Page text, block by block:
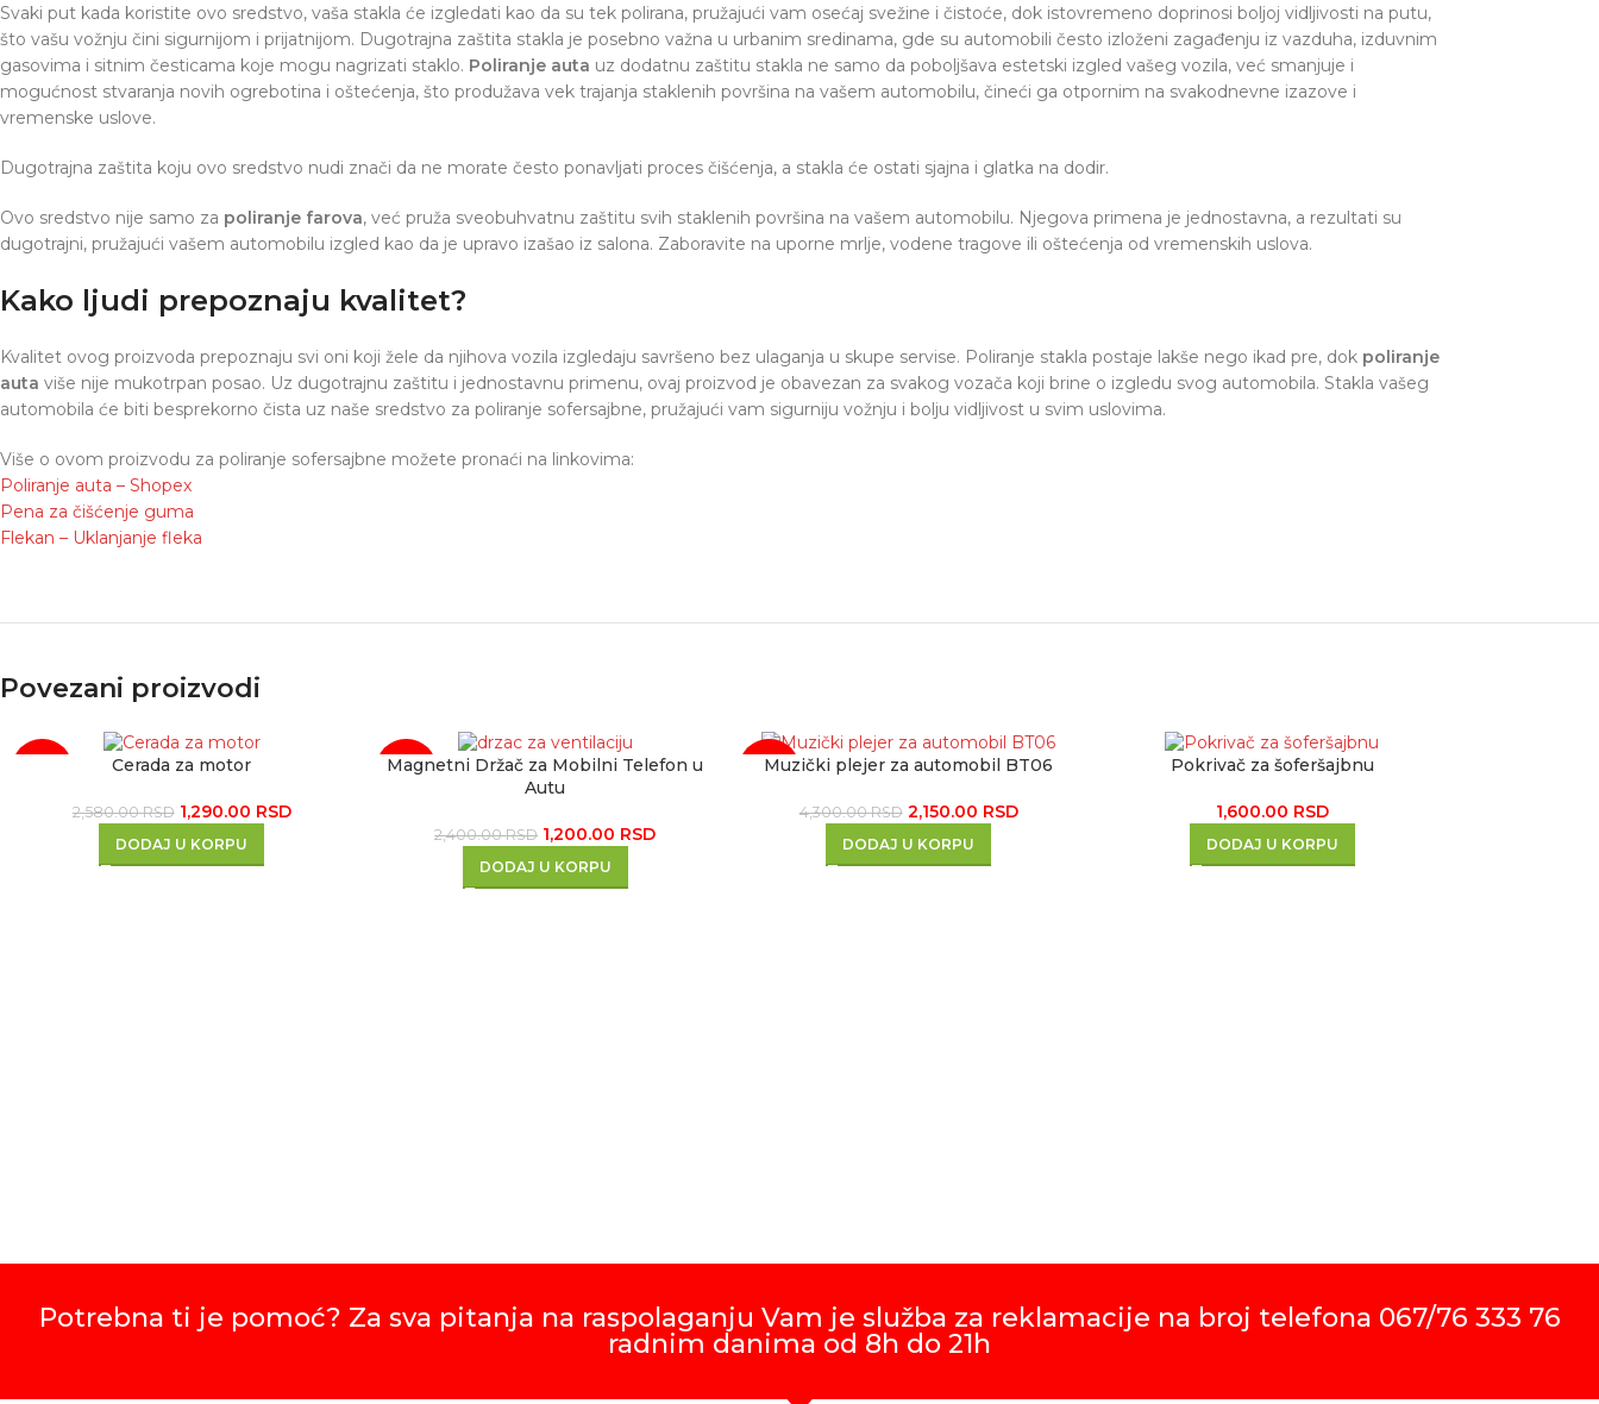
Svaki put kada koristite ovo sredstvo, vaša stakla će izgledati kao da su tek polirana, pružajući vam osećaj svežine i čistoće, dok istovremeno doprinosi boljoj vidljivosti na putu,
što vašu vožnju čini sigurnijom i prijatnijom. Dugotrajna zaštita stakla je posebno važna u urbanim sredinama, gde su automobili često izloženi zagađenju iz vazduha, izduvnim
gasovima i sitnim česticama koje mogu nagrizati staklo. Poliranje auta uz dodatnu zaštitu stakla ne samo da poboljšava estetski izgled vašeg vozila, već smanjuje i
mogućnost stvaranja novih ogrebotina i oštećenja, što produžava vek trajanja staklenih površina na vašem automobilu, čineći ga otpornim na svakodnevne izazove i
vremenske uslove.
Dugotrajna zaštita koju ovo sredstvo nudi znači da ne morate često ponavljati proces čišćenja, a stakla će ostati sjajna i glatka na dodir.
Ovo sredstvo nije samo za poliranje farova, već pruža sveobuhvatnu zaštitu svih staklenih površina na vašem automobilu. Njegova primena je jednostavna, a rezultati su
dugotrajni, pružajući vašem automobilu izgled kao da je upravo izašao iz salona. Zaboravite na uporne mrlje, vodene tragove ili oštećenja od vremenskih uslova.
Kako ljudi prepoznaju kvalitet?
Kvalitet ovog proizvoda prepoznaju svi oni koji žele da njihova vozila izgledaju savršeno bez ulaganja u skupe servise. Poliranje stakla postaje lakše nego ikad pre, dok poliranje
auta više nije mukotrpan posao. Uz dugotrajnu zaštitu i jednostavnu primenu, ovaj proizvod je obavezan za svakog vozača koji brine o izgledu svog automobila. Stakla vašeg
automobila će biti besprekorno čista uz naše sredstvo za poliranje sofersajbne, pružajući vam sigurniju vožnju i bolju vidljivost u svim uslovima.
Više o ovom proizvodu za poliranje sofersajbne možete pronaći na linkovima:
Poliranje auta – Shopex
Pena za čišćenje guma
Flekan – Uklanjanje fleka
Povezani proizvodi
Cerada za motor
2,580.00RSD 1,290.00 RSD
DODAJ U KORPU
-50%
Magnetni Držač za Mobilni Telefon u
Autu
2,400.00RSD 1,200.00 RSD
DODAJ U KORPU
-50%
Muzički plejer za automobil BT06
4,300.00RSD 2,150.00 RSD
DODAJ U KORPU
Pokrivač za šoferšajbnu
1,600.00 RSD
DODAJ U KORPU
Potrebna ti je pomoć? Za sva pitanja na raspolaganju Vam je služba za reklamacije na broj telefona 067/76 333 76
radnim danima od 8h do 21h